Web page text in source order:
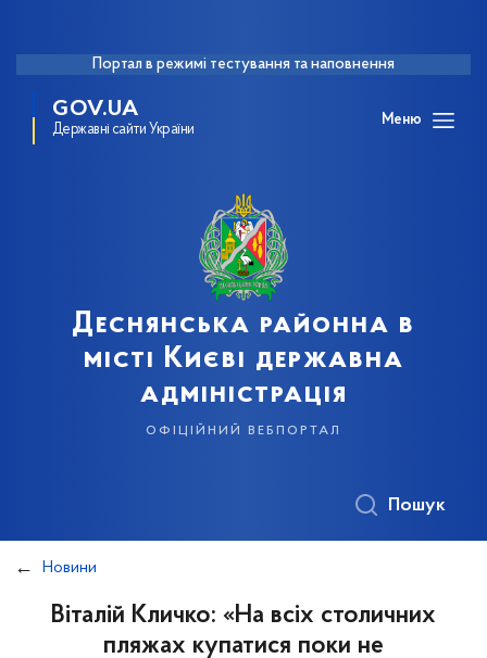
Портал в режимі тестування та наповнення
GOV.UA
Державні сайти України
Меню
Деснянська районна в
місті Києві державна
адміністрація
офіційний вебпортал
Пошук
Новини
Віталій Кличко: «На всіх столичних
пляжах купатися поки не